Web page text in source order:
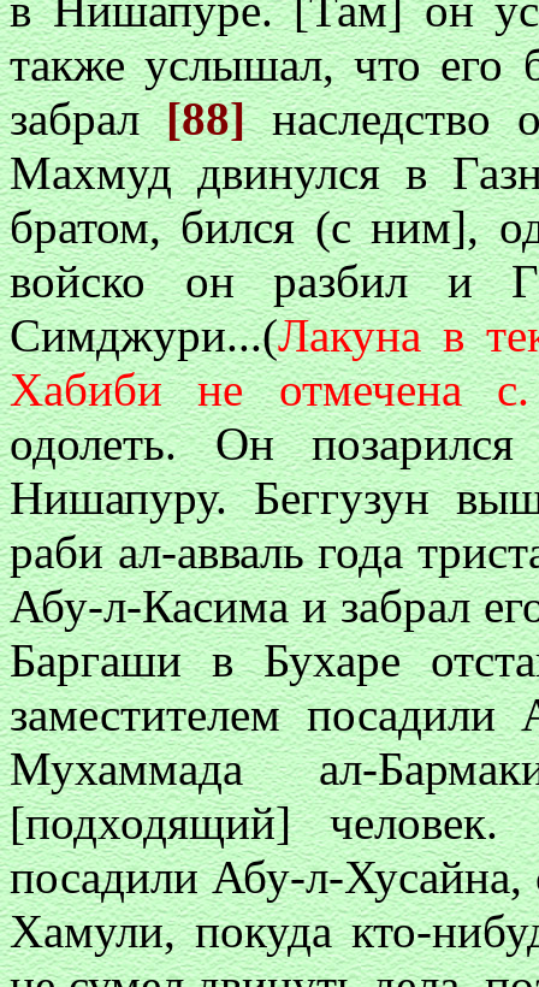
также услышал, что его
забрал[88]наследство
Махмуд двинулся в
братом, бился (с ним],
войско он разбил и
Симджури...(Лакуна в
Хабиби не отмечена
одолеть. Он
Нишапуру. Беггузун
раби ал-авваль года
Абу-л-Касима и забрал
Баргаши в Бухаре
заместителем
Мухаммада ал-
[подходящий]
посадили Абу-л-
Хамули, покуда кто-